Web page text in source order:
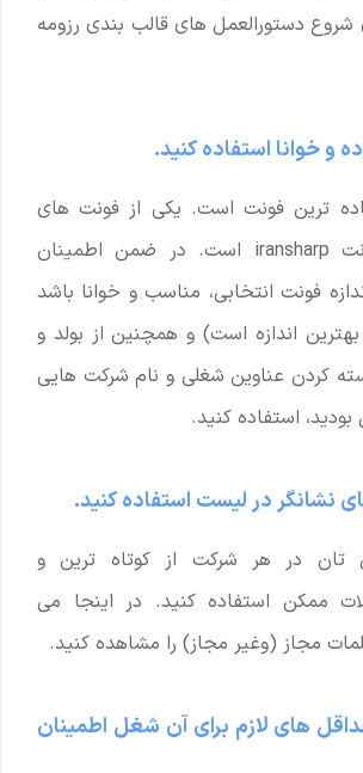
شروع دستورالعمل های قالب بندی رزومه
ترین فونت است. یکی از فونت های
خوب فارسی، فونت iransharp است. در ضمن اطمینان
فونت انتخابی، مناسب و خوانا باشد
(اندازه 10 تا 12 بهترین اندازه است) و همچنین از بولد و
کردن عناوین شغلی و نام شرکت هایی
استفاده کنید.
تان در هر شرکت از کوتاه ترین و
ممکن استفاده کنید. در اینجا می
مجاز (وغیر مجاز) را مشاهده کنید.
های لازم برای آن شغل اطمینان